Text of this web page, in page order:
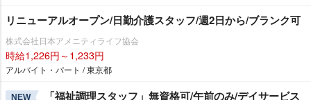
リニューアルオープン/日勤介護スタッフ/週2日から/ブランク可
株式会社日本アメニティライフ協会
時給1,226円～1,233円
アルバイト・パート / 東京都
NEW 「福祉調理スタッフ」無資格可/午前のみ/デイサービス